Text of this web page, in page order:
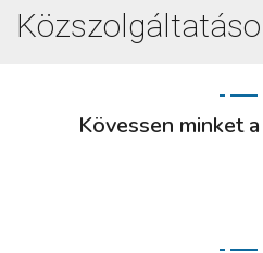
Kövessen minket